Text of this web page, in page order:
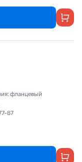
фланцевый
87